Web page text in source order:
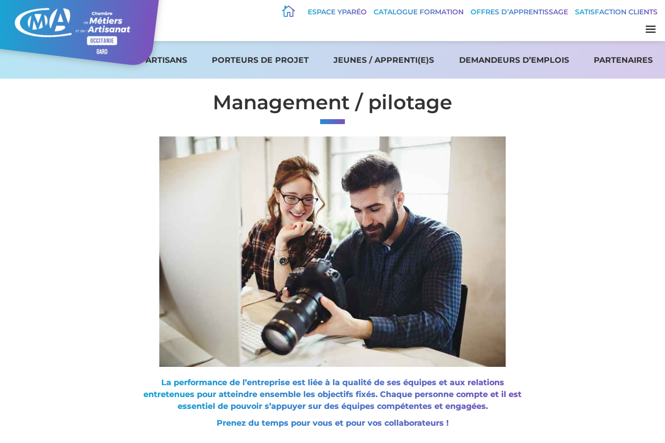
 ESPACE YPARÉO CATALOGUE FORMATION OFFRES D’APPRENTISSAGE SATISFACTION CLIENTS
ARTISANS PORTEURS DE PROJET JEUNES / APPRENTI(E)S DEMANDEURS D’EMPLOIS PARTENAIRES
Management / pilotage
La performance de l’entreprise est liée à la qualité de ses équipes et aux relations
entretenues pour atteindre ensemble les objectifs fixés. Chaque personne compte et il est
essentiel de pouvoir s’appuyer sur des équipes compétentes et engagées.
Prenez du temps pour vous et pour vos collaborateurs !